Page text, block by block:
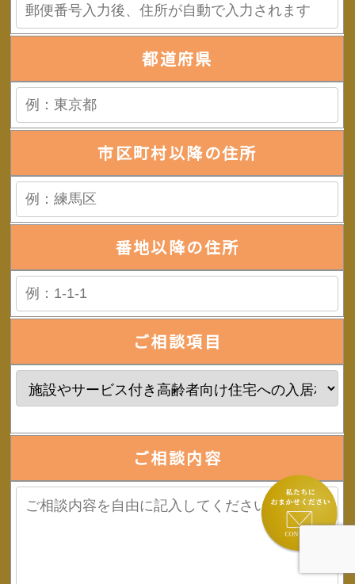
都道府県
市区町村以降の住所
番地以降の住所
ご相談項目
ご相談内容